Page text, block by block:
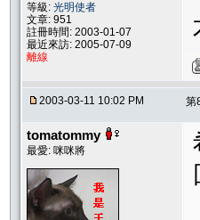
等級: 光明使者
文章: 951
註冊時間: 2003-01-07
最近來訪: 2005-07-09
離線
2003-03-11 10:02 PM 第
tomatommy
最愛: 咪咪將